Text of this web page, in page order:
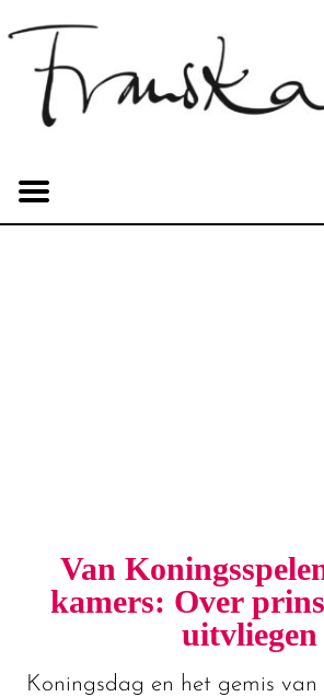
Van
kamers: Over
uitvliegen
Koningsdag en het gemis van